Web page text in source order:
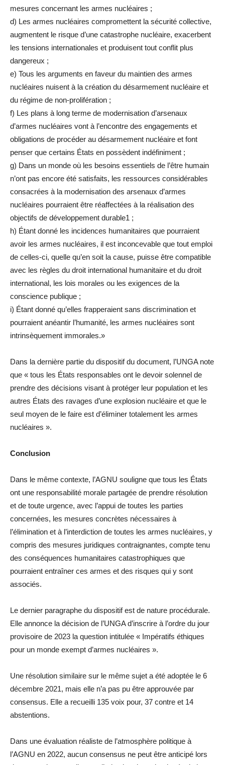
mesures concernant les armes nucléaires ;
d) Les armes nucléaires compromettent la sécurité collective,
augmentent le risque d’une catastrophe nucléaire, exacerbent
les tensions internationales et produisent tout conflit plus
dangereux ;
e) Tous les arguments en faveur du maintien des armes
nucléaires nuisent à la création du désarmement nucléaire et
du régime de non-prolifération ;
f) Les plans à long terme de modernisation d’arsenaux
d’armes nucléaires vont à l’encontre des engagements et
obligations de procéder au désarmement nucléaire et font
penser que certains États en possèdent indéfiniment ;
g) Dans un monde où les besoins essentiels de l’être humain
n’ont pas encore été satisfaits, les ressources considérables
consacrées à la modernisation des arsenaux d’armes
nucléaires pourraient être réaffectées à la réalisation des
objectifs de développement durable1 ;
h) Étant donné les incidences humanitaires que pourraient
avoir les armes nucléaires, il est inconcevable que tout emploi
de celles-ci, quelle qu’en soit la cause, puisse être compatible
avec les règles du droit international humanitaire et du droit
international, les lois morales ou les exigences de la
conscience publique ;
i) Étant donné qu’elles frapperaient sans discrimination et
pourraient anéantir l’humanité, les armes nucléaires sont
intrinsèquement immorales.»
Dans la dernière partie du dispositif du document, l’UNGA note
que « tous les États responsables ont le devoir solennel de
prendre des décisions visant à protéger leur population et les
autres États des ravages d’une explosion nucléaire et que le
seul moyen de le faire est d’éliminer totalement les armes
nucléaires ».
Conclusion
Dans le même contexte, l’AGNU souligne que tous les États
ont une responsabilité morale partagée de prendre résolution
et de toute urgence, avec l’appui de toutes les parties
concernées, les mesures concrètes nécessaires à
l’élimination et à l’interdiction de toutes les armes nucléaires, y
compris des mesures juridiques contraignantes, compte tenu
des conséquences humanitaires catastrophiques que
pourraient entraîner ces armes et des risques qui y sont
associés.
Le dernier paragraphe du dispositif est de nature procédurale.
Elle annonce la décision de l’UNGA d’inscrire à l’ordre du jour
provisoire de 2023 la question intitulée « Impératifs éthiques
pour un monde exempt d’armes nucléaires ».
Une résolution similaire sur le même sujet a été adoptée le 6
décembre 2021, mais elle n’a pas pu être approuvée par
consensus. Elle a recueilli 135 voix pour, 37 contre et 14
abstentions.
Dans une évaluation réaliste de l’atmosphère politique à
l’AGNU en 2022, aucun consensus ne peut être anticipé lors